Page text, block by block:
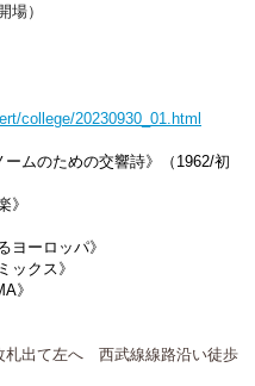
場）
college/20230930_01.html
ムのための交響詩》（1962/初
》
ヨーロッパ》
ックス》
》
出て左へ 西武線線路沿い徒歩